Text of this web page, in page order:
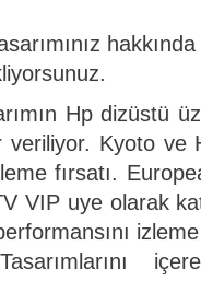
Hp dizüstü
Kyoto ve
fırsatı.
VIP uye olarak